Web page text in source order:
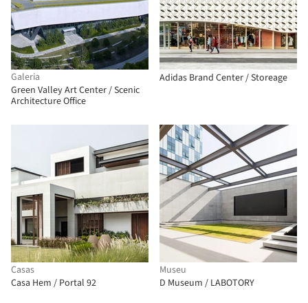
Galeria
Green Valley Art Center / Scenic
Architecture Office
Adidas Brand Center / Storeage
Casas
Casa Hem / Portal 92
Museu
D Museum / LABOTORY